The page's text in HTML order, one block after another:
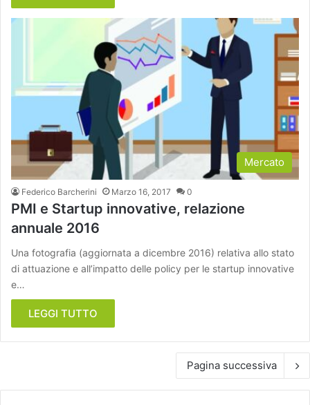
Mercato
Federico Barcherini Marzo 16, 2017 0
PMI e Startup innovative, relazione
annuale 2016
Una fotografia (aggiornata a dicembre 2016) relativa allo stato
di attuazione e all’impatto delle policy per le startup innovative
e…
LEGGI TUTTO
Pagina successiva